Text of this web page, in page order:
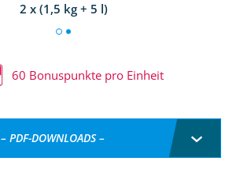
2 x (1,5 kg + 5 l)
60 Bonuspunkte pro Einheit
– PDF-DOWNLOADS –